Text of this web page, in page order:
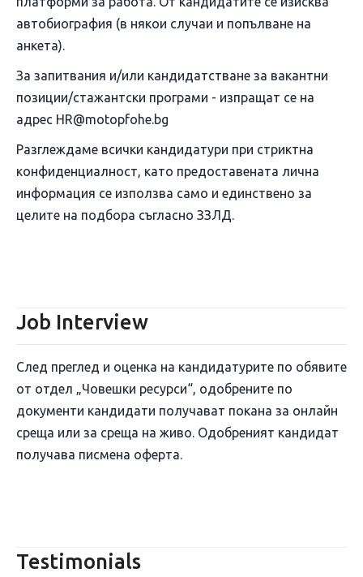
автобиография (в някои случаи и попълване на
анкета).
За запитвания и/или кандидатстване за вакантни
позиции/стажантски програми - изпращат се на
адрес HR@motopfohe.bg
Разглеждаме всички кандидатури при стриктна
конфиденциалност, като предоставената лична
информация се използва само и единствено за
целите на подбора съгласно ЗЗЛД.
Job Interview
След преглед и оценка на кандидатурите по обявите
от отдел „Човешки ресурси“, одобрените по
документи кандидати получават покана за онлайн
среща или за среща на живо. Одобреният кандидат
получава писмена оферта.
Testimonials